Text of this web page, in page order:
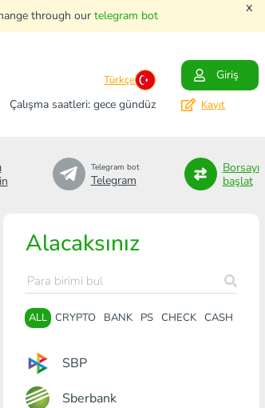
through our telegram bot x
Türkçe
Giriş
Çalışma saatleri: gece gündüz
Kayıt
Telegram bot
Telegram
Borsayı
başlat
Alacaksınız
ALL CRYPTO BANK PS CHECK CASH
SBP
Sberbank